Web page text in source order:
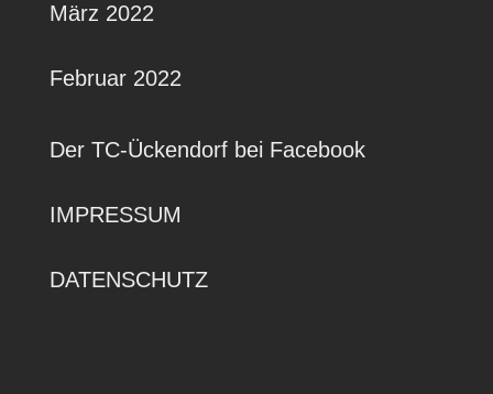
März 2022
Februar 2022
Der TC-Ückendorf bei Facebook
IMPRESSUM
DATENSCHUTZ